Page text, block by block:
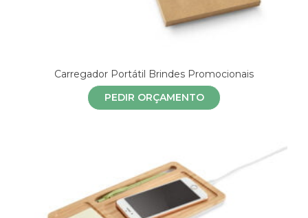
Carregador Portátil Brindes Promocionais
PEDIR ORÇAMENTO